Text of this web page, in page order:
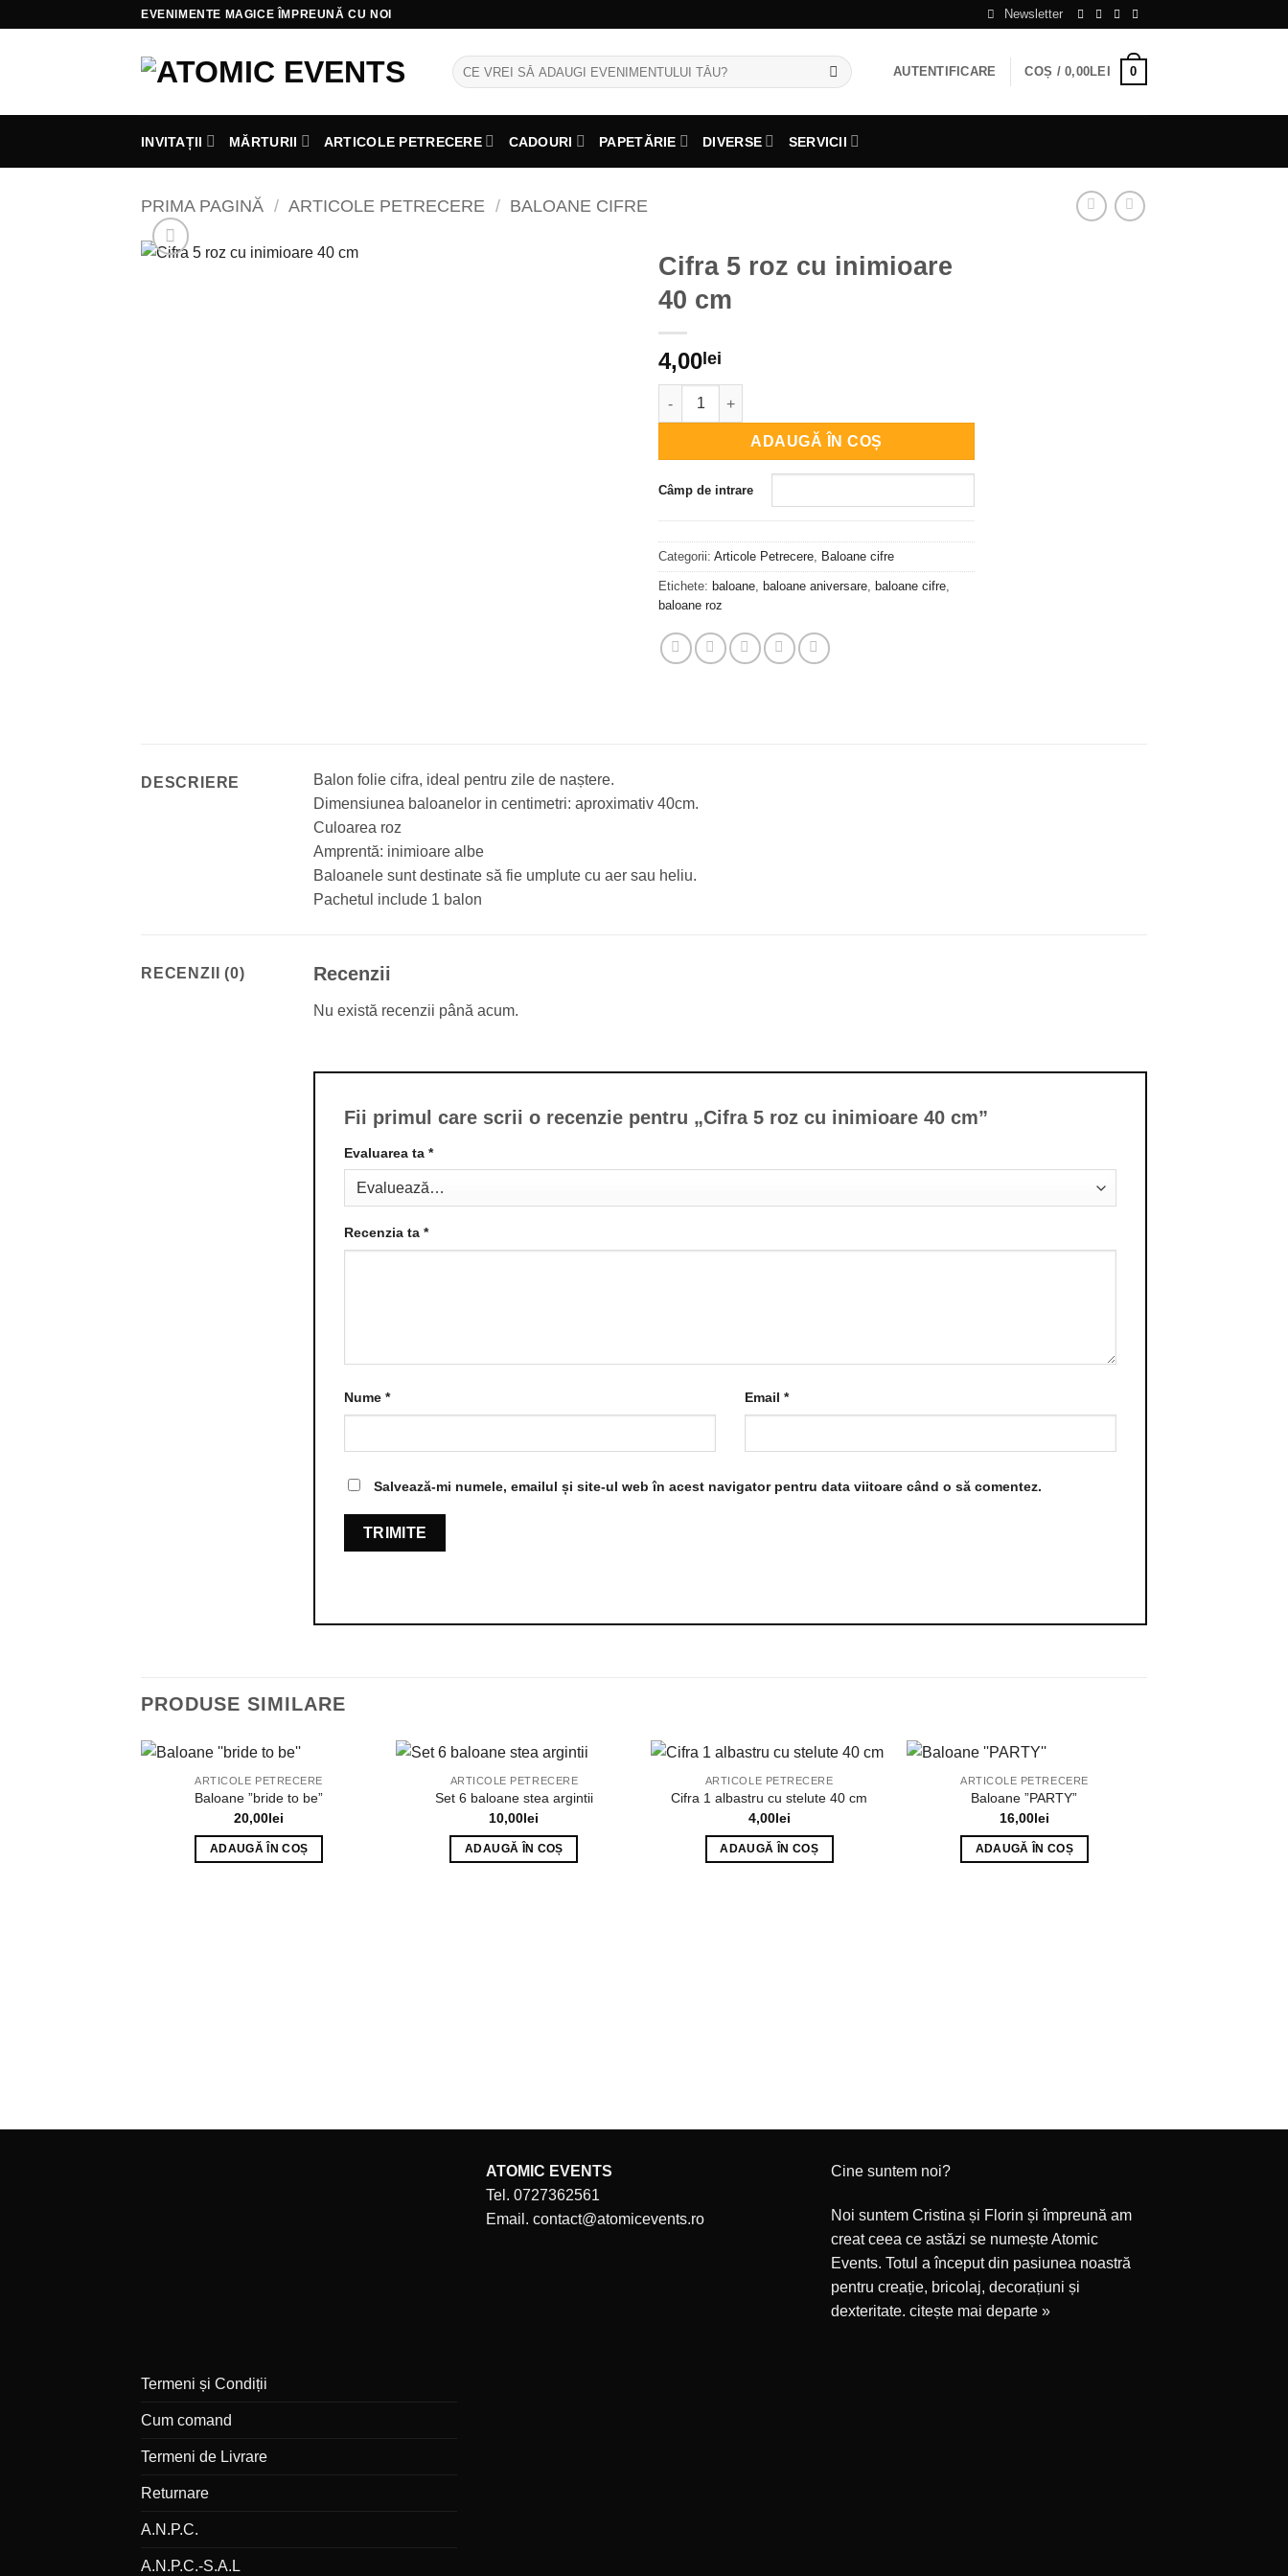
EVENIMENTE MAGICE ÎMPREUNĂ CU NOI Newsletter
Caută
după:
AUTENTIFICARE COȘ /0,00LEI 0
INVITAȚII MĂRTURII ARTICOLE PETRECERE CADOURI PAPETĂRIE DIVERSE SERVICII
PRIMA PAGINĂ / ARTICOLE PETRECERE / BALOANE CIFRE
Cifra 5 roz cu inimioare
40 cm
4,00 lei
Cantitate Cifra 5 roz cu inimioare 40 cm
ADAUGĂ ÎN COȘ
Câmp de intrare
Categorii: Articole Petrecere Baloane cifre
Etichete: baloane baloane aniversare baloane cifre
baloane roz
DESCRIERE
Balon folie cifra, ideal pentru zile de naștere.
Dimensiunea baloanelor in centimetri: aproximativ 40cm.
Culoarea roz
Amprentă: inimioare albe
Baloanele sunt destinate să fie umplute cu aer sau heliu.
Pachetul include 1 balon
RECENZII (0) Recenzii
Nu există recenzii până acum.
Fii primul care scrii o recenzie pentru „Cifra 5 roz cu inimioare 40 cm”
Evaluarea ta *
Recenzia ta *
Nume * Email *
Salvează-mi numele, emailul și site-ul web în acest navigator pentru data viitoare când o să comentez.
PRODUSE SIMILARE
ARTICOLE PETRECERE
Baloane ”bride to be”
20,00lei
ADAUGĂ ÎN COȘ
ARTICOLE PETRECERE
Set 6 baloane stea argintii
10,00lei
ADAUGĂ ÎN COȘ
ARTICOLE PETRECERE
Cifra 1 albastru cu stelute 40 cm
4,00lei
ADAUGĂ ÎN COȘ
ARTICOLE PETRECERE
Baloane ”PARTY”
16,00lei
ADAUGĂ ÎN COȘ
ATOMIC EVENTS
Tel. 0727362561
Email. contact@atomicevents.ro
Cine suntem noi?
Noi suntem Cristina și Florin și împreună am
creat ceea ce astăzi se numește Atomic
Events. Totul a început din pasiunea noastră
pentru creație, bricolaj, decorațiuni și
dexteritate. citește mai departe »
Termeni și Condiții
Cum comand
Termeni de Livrare
Returnare
A.N.P.C.
A.N.P.C.-S.A.L